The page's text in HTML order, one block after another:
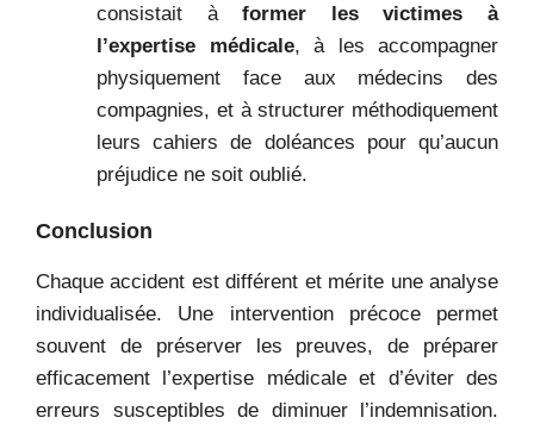
consistait àformer les victimes à
l’expertise médicale, à les accompagner
physiquement face aux médecins des
compagnies, et à structurer méthodiquement
leurs cahiers de doléances pour qu’aucun
préjudice ne soit oublié.
Conclusion
Chaque accident est différent et mérite une analyse
individualisée. Une intervention précoce permet
souvent de préserver les preuves, de préparer
efficacement l’expertise médicale et d’éviter des
erreurs susceptibles de diminuer l’indemnisation.